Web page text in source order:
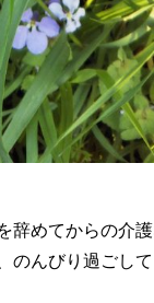
辞めてからの介
のんびり過ごして